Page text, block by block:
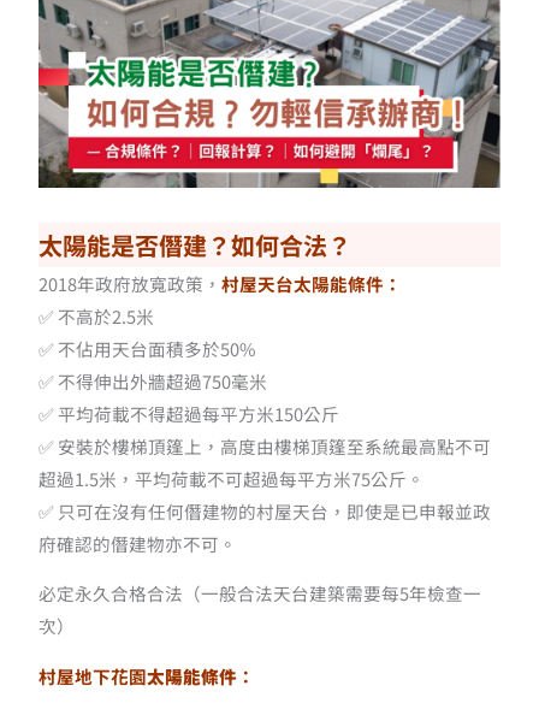
太陽能是否僭建？如何合法？
2018年政府放寬政策， 村屋天台太陽能條件：
✅ 不高於2.5米
✅ 不佔用天台面積多於50%
✅ 不得伸出外牆超過750毫米
✅ 平均荷載不得超過每平方米150公斤
✅ 安裝於樓梯頂篷上，高度由樓梯頂篷至系統最高點不可
超過1.5米，平均荷載不可超過每平方米75公斤。
✅ 只可在沒有任何僭建物的村屋天台，即使是已申報並政
府確認的僭建物亦不可。
必定永久合格合法（一般合法天台建築需要每5年檢查一
次）
村屋地下花園太陽能條件：